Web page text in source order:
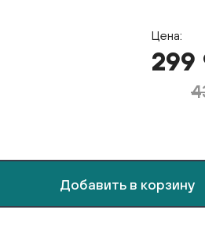
Цена:
299
Добавить в корзину